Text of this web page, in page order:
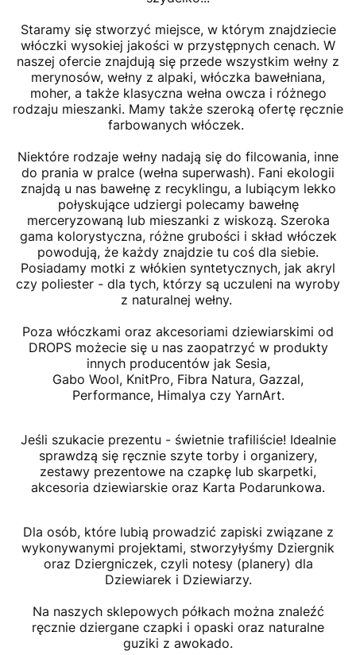
Staramy się stworzyć miejsce, w którym znajdziecie
włóczki wysokiej jakości w przystępnych cenach. W
naszej ofercie znajdują się przede wszystkim wełny z
merynosów, wełny z alpaki, włóczka bawełniana,
moher, a także klasyczna wełna owcza i różnego
rodzaju mieszanki. Mamy także szeroką ofertę ręcznie
farbowanych włóczek.
Niektóre rodzaje wełny nadają się do filcowania, inne
do prania w pralce (wełna superwash). Fani ekologii
znajdą u nas bawełnę z recyklingu, a lubiącym lekko
połyskujące udziergi polecamy bawełnę
merceryzowaną lub mieszanki z wiskozą. Szeroka
gama kolorystyczna, różne grubości i skład włóczek
powodują, że każdy znajdzie tu coś dla siebie.
Posiadamy motki z włókien syntetycznych, jak akryl
czy poliester - dla tych, którzy są uczuleni na wyroby
z naturalnej wełny.
Poza włóczkami oraz akcesoriami dziewiarskimi od
DROPS możecie się u nas zaopatrzyć w produkty
innych producentów jak Sesia,
Gabo Wool, KnitPro, Fibra Natura, Gazzal,
Performance, Himalya czy YarnArt.
Jeśli szukacie prezentu - świetnie trafiliście! Idealnie
sprawdzą się ręcznie szyte torby i organizery,
zestawy prezentowe na czapkę lub skarpetki,
akcesoria dziewiarskie oraz Karta Podarunkowa.
Dla osób, które lubią prowadzić zapiski związane z
wykonywanymi projektami, stworzyłyśmy Dziergnik
oraz Dziergniczek, czyli notesy (planery) dla
Dziewiarek i Dziewiarzy.
Na naszych sklepowych półkach można znaleźć
ręcznie dziergane czapki i opaski oraz naturalne
guziki z awokado.